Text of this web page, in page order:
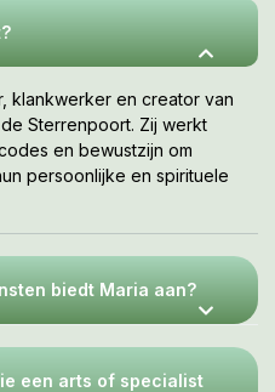
klankwerker en creator van
Sterrenpoort. Zij werkt
en bewustzijn om
persoonlijke en spirituele
biedt Maria aan?
een arts of specialist